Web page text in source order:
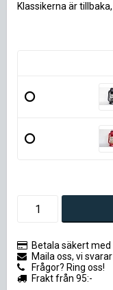
Klassikerna är
Betala säkert
Maila oss, vi
Frågor? Ring oss!
Frakt från 95:-